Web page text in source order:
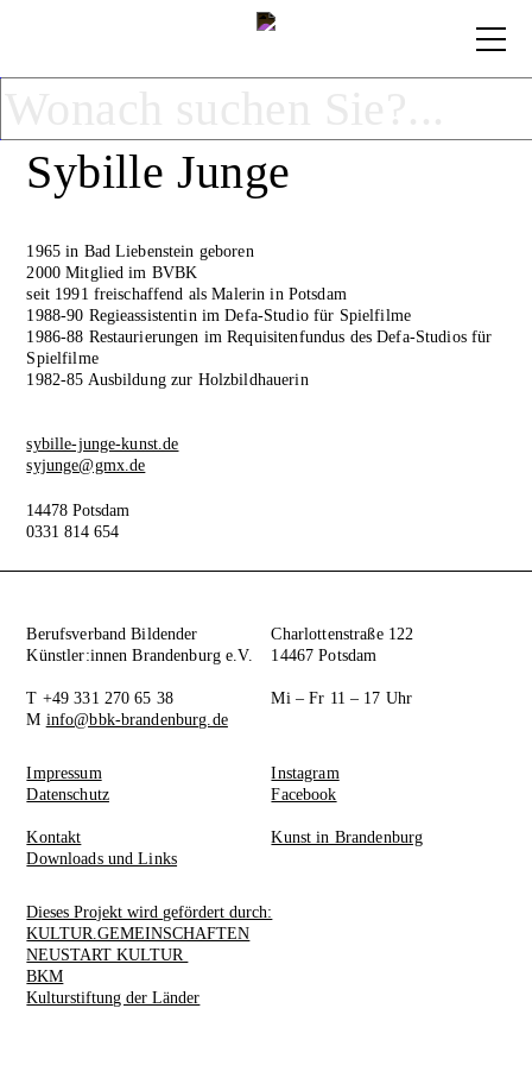
Sybille Junge
1965 in Bad Liebenstein geboren
2000 Mitglied im BVBK
seit 1991 freischaffend als Malerin in Potsdam
1988-90 Regieassistentin im Defa-Studio für Spielfilme
1986-88 Restaurierungen im Requisitenfundus des Defa-Studios für
Spielfilme
1982-85 Ausbildung zur Holzbildhauerin
sybille-junge-kunst.de
syjunge@gmx.de
14478 Potsdam
0331 814 654
Berufsverband Bildender
Künstler:innen Brandenburg e.V.
T +49 331 270 65 38
M info@bbk-brandenburg.de
Charlottenstraße 122
14467 Potsdam
Mi – Fr 11 – 17 Uhr
Impressum
Datenschutz
Kontakt
Downloads und Links
Instagram
Facebook
Kunst in Brandenburg
Dieses Projekt wird gefördert durch:
KULTUR.GEMEINSCHAFTEN
NEUSTART KULTUR
BKM
Kulturstiftung der Länder